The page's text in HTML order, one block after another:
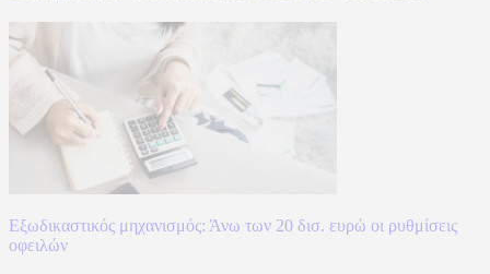
Εξωδικαστικός μηχανισμός: Άνω των 20 δισ. ευρώ οι ρυθμίσεις
οφειλών